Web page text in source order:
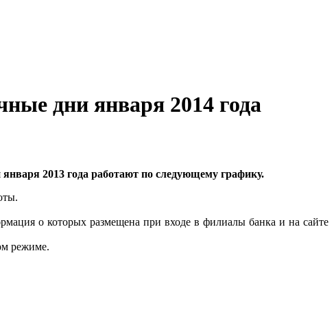
дни января 2014 года
2013 года работают по следующему графику.
о которых размещена при входе в филиалы банка и на сайте
режиме.